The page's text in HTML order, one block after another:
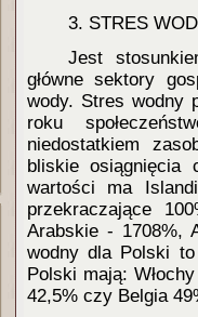
3. STRES
Jest
główne sektory
wody. Stres wodny
roku
niedostatkiem
bliskie osiągnięcia
wartości ma
przekraczające
Arabskie - 1708%,
wodny dla Polski
Polski mają:
42,5% czy Belgia